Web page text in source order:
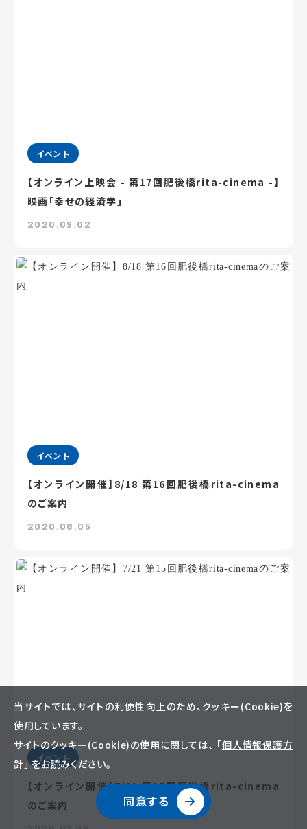
イベント
【オンライン上映会 - 第17回肥後橋rita-cinema -】
映画「幸せの経済学」
2020.09.02
イベント
【オンライン開催】8/18 第16回肥後橋rita-cinema
のご案内
2020.08.05
イベント
【オンライン開催】7/21 第15回肥後橋rita-cinema
のご案内
当サイトでは、サイトの利便性向上のため、クッキー(Cookie)を
使用しています。
サイトのクッキー(Cookie)の使用に関しては、 「個人情報保護方
針」 をお読みください。
同意する